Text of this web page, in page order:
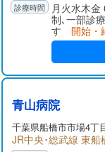
月火水木
制､一部診
す 開始・
青山病院
千葉県船橋市市場4丁
JR中央･総武線 東船